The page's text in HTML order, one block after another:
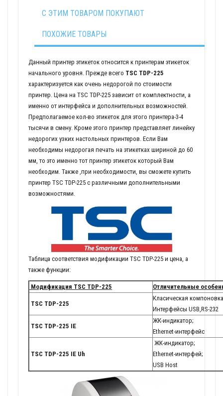
С ЭТИМ ТОВАРОМ ПОКУПАЮТ
ПОХОЖИЕ ТОВАРЫ
Данный принтер этикеток относится к принтерам этикеток
начального уровня. Прежде всего TSC TDP-225
характеризуется как очень недорогой по стоимости
принтер. Цена на TSC TDP-225 зависит от комплектности, а
именно от интерфейса и дополнительных возможностей.
Предполагаемое кол-во этикеток для этого принтера-3-4
тысячи в смену. Кроме этого принтер представляет линейку
недорогих узких настольных принтеров. Если Вам
необходимы недорогая печать на этикетках шириной до 60
мм, то это именно тот принтер этикеток который Вам
необходим. Также ,при необходимости, вы сможете купить
принтер TSC TDP-225 с различными дополнительными
возможностями.
Таблица соответствия модификации TSC TDP-225 и цена, а
также функции:
Модификация TSC TDP-225 Отличительные
TSC TDP-225
Класическая
Интерфейсы USB,RS-232
TSC TDP-225 IE
ЖК-индикатор;
Ethernet-интерфейс
TSC TDP-225 IE Uh
ЖК-индикатор;
Ethernet-интерфей;
USB Host